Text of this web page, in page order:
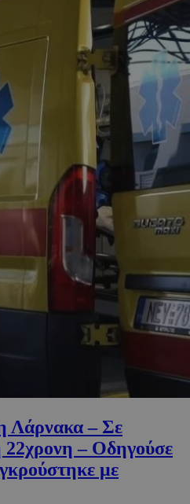
Λάρνακα – Σε
22χρονη – Οδηγούσε
με